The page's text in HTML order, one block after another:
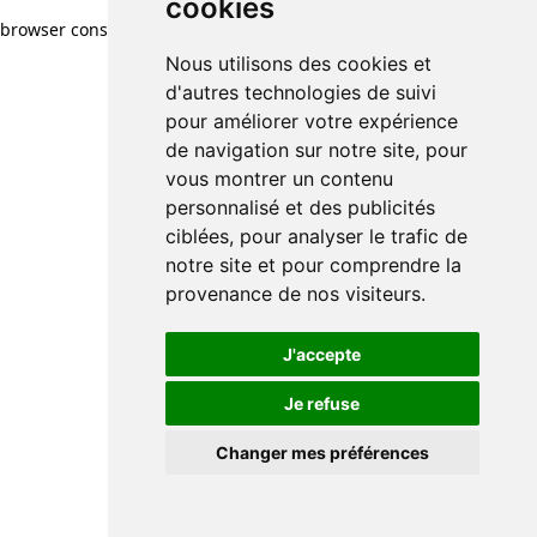
cookies
Nous utilisons des cookies et
d'autres technologies de suivi
pour améliorer votre expérience
de navigation sur notre site, pour
vous montrer un contenu
personnalisé et des publicités
ciblées, pour analyser le trafic de
notre site et pour comprendre la
provenance de nos visiteurs.
J'accepte
Je refuse
Changer mes préférences
cookies
Nous utilisons des cookies et
d'autres technologies de suivi
pour améliorer votre expérience
de navigation sur notre site, pour
vous montrer un contenu
personnalisé et des publicités
ciblées, pour analyser le trafic de
notre site et pour comprendre la
provenance de nos visiteurs.
J'accepte
Je refuse
Changer mes préférences
browser console for more information)